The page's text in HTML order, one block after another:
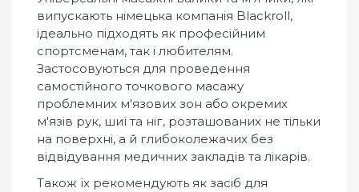
випускають німецька компанія Blackroll,
ідеально підходять як професійним
спортсменам, так і любителям.
Застосовуються для проведення
самостійного точкового масажу
проблемних м'язових зон або окремих
м'язів рук, шиї та ніг, розташованих не тільки
на поверхні, а й глибоколежачих без
відвідування медичних закладів та лікарів.
Також їх рекомендують як засіб для